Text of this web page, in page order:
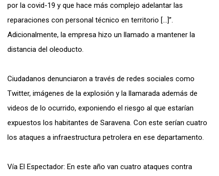
por la covid-19 y que hace más complejo adelantar las
reparaciones con personal técnico en territorio […]”.
Adicionalmente, la empresa hizo un llamado a mantener la
distancia del oleoducto.
Ciudadanos denunciaron a través de redes sociales como
Twitter, imágenes de la explosión y la llamarada además de
videos de lo ocurrido, exponiendo el riesgo al que estarían
expuestos los habitantes de Saravena. Con este serían cuatro
los ataques a infraestructura petrolera en ese departamento.
Vía El Espectador: En este año van cuatro ataques contra